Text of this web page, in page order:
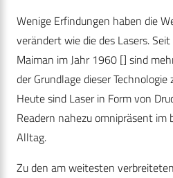
Wenige Erfindungen haben die
verändert wie die des Lasers.
Maiman im Jahr 1960 [] sind
der Grundlage dieser
Heute sind Laser in Form von
Readern nahezu omnipräsent
Alltag.
Zu den am weitesten